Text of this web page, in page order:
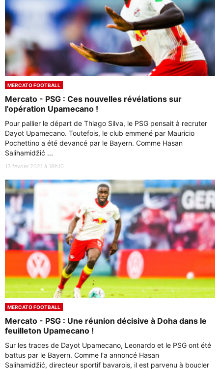
MERCATO FOOTBALL
Mercato - PSG : Ces nouvelles révélations sur
l'opération Upamecano !
Pour pallier le départ de Thiago Silva, le PSG pensait à recruter
Dayot Upamecano. Toutefois, le club emmené par Mauricio
Pochettino a été devancé par le Bayern. Comme Hasan
Salihamidžić ...
13 février 2021 à 18h10
MERCATO FOOTBALL
Mercato - PSG : Une réunion décisive à Doha dans le
feuilleton Upamecano !
Sur les traces de Dayot Upamecano, Leonardo et le PSG ont été
battus par le Bayern. Comme l'a annoncé Hasan
Salihamidžić, directeur sportif bavarois, il est parvenu à boucler